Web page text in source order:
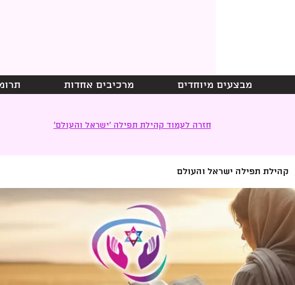
מבצעים מיוחדים מרכיבים אחדות
חזרה לעמוד קהילת תפילה ׳ישראל והעולם׳
קהילת תפילה ישראל והעולם